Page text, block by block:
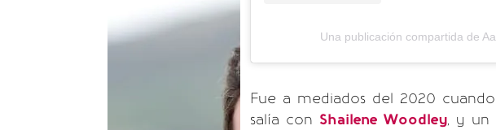
Una publicación compartida de
Fue a mediados del 2020
salía con Shailene Woodley, y un